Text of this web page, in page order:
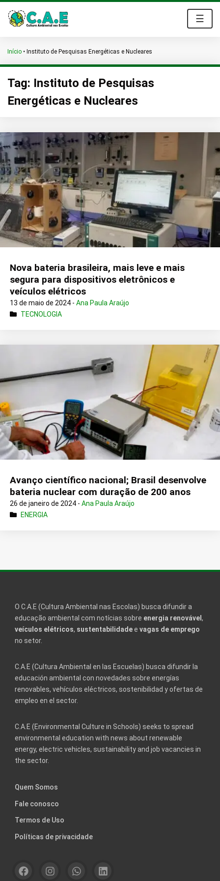
☰
Início • Instituto de Pesquisas Energéticas e Nucleares
Tag: Instituto de Pesquisas
Energéticas e Nucleares
Nova bateria brasileira, mais leve e mais
segura para dispositivos eletrônicos e
veículos elétricos
13 de maio de 2024 - Ana Paula Araújo
TECNOLOGIA
Avanço científico nacional; Brasil desenvolve
bateria nuclear com duração de 200 anos
26 de janeiro de 2024 - Ana Paula Araújo
ENERGIA
O C.A.E (Cultura Ambiental nas Escolas) busca difundir a
educação ambiental com notícias sobre energia renovável ,
veículos elétricos, sustentabilidadee vagas de emprego
no setor.
C.A.E (Cultura Ambiental en las Escuelas) busca difundir la
educación ambiental con novedades sobre energías
renovables, vehículos eléctricos, sostenibilidad y ofertas de
empleo en el sector.
C.A.E (Environmental Culture in Schools) seeks to spread
environmental education with news about renewable
energy, electric vehicles, sustainability and job vacancies in
the sector.
Quem Somos
Fale conosco
Termos de Uso
Políticas de privacidade